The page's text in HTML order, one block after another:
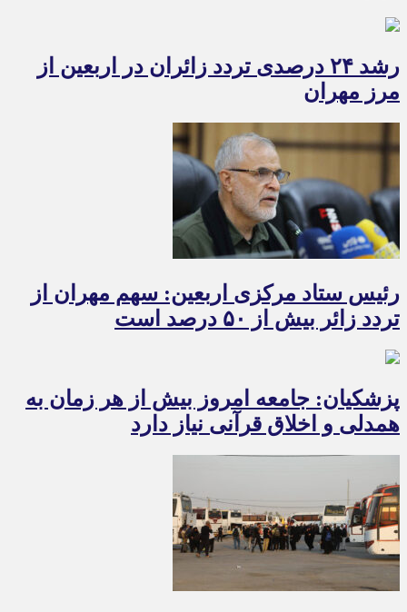
رشد ۲۴ درصدی تردد زائران در اربعین از
مرز مهران
رئیس ستاد مرکزی اربعین: سهم مهران از
تردد زائر بیش از ۵۰ درصد است
پزشکیان: جامعه امروز بیش از هر زمان به
همدلی و اخلاق قرآنی نیاز دارد